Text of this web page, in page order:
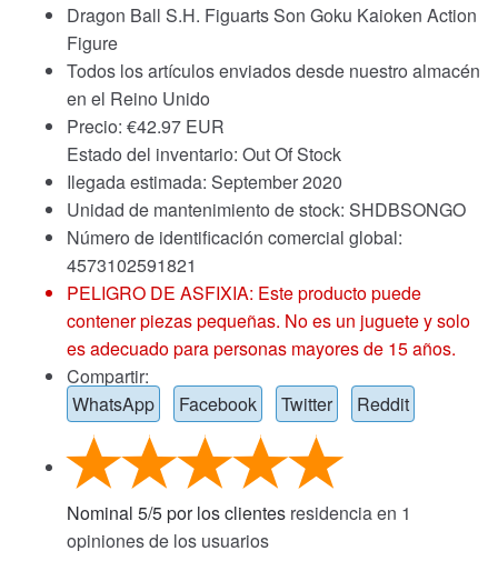
Dragon Ball S.H. Figuarts Son Goku Kaioken Action
Figure
Todos los artículos enviados desde nuestro almacén
en el Reino Unido
Precio: €42.97 EUR
Estado del inventario: Out Of Stock
Ilegada estimada: September 2020
Unidad de mantenimiento de stock: SHDBSONGO
Número de identificación comercial global:
4573102591821
PELIGRO DE ASFIXIA: Este producto puede
contener piezas pequeñas. No es un juguete y solo
es adecuado para personas mayores de 15 años.
Compartir:
WhatsApp
Facebook Twitter Reddit
Nominal 5/5por los clientes residencia en 1
opiniones de los usuarios